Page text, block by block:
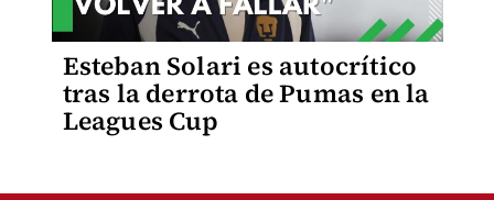
Esteban Solari es autocrítico
tras la derrota de Pumas en la
Leagues Cup